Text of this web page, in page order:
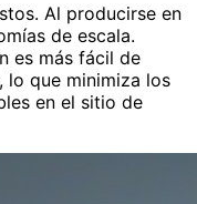
Al producirse en
de escala.
es más fácil de
lo que minimiza los
en el sitio de